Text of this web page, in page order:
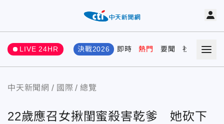
LIVE 24HR 決戰2026 即時 熱門 要聞 社會 娛樂
中天新聞網 國際 總覽
22歲應召女揪閨蜜殺害乾爹 她砍下